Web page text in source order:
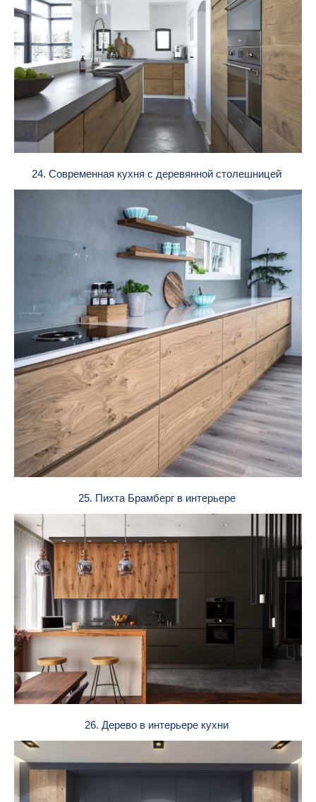
24. Современная кухня с деревянной столешницей
25. Пихта Брамберг в интерьере
26. Дерево в интерьере кухни